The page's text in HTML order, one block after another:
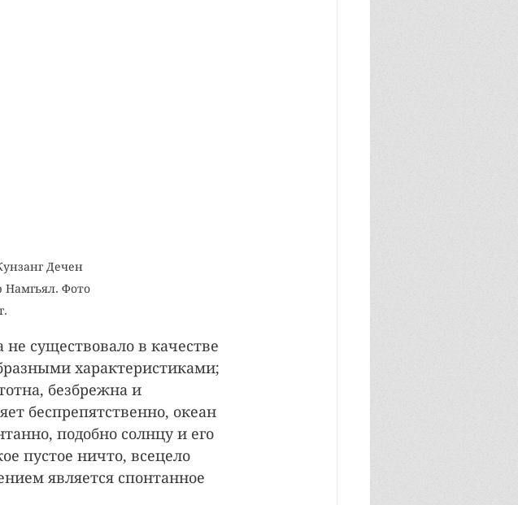
Дечен
Фото
существовало в качестве
характеристиками;
безбрежна и
беспрепятственно, океан
подобно солнцу и его
пустое ничто, всецело
является спонтанное